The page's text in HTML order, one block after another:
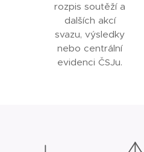
rozpis soutěží a
dalších akcí
svazu, výsledky
nebo centrální
evidenci ČSJu.